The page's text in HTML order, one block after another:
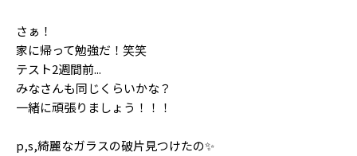
新規会員登録・ログイン
さぁ！
家に帰って勉強だ！笑笑
テスト2週間前...
みなさんも同じくらいかな？
一緒に頑張りましょう！！！
p,s,綺麗なガラスの破片見つけたの✨